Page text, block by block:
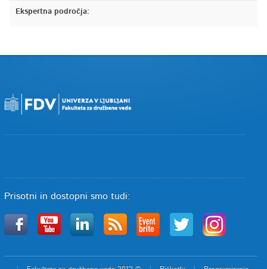
Ekspertna področja:
Prisotni in dostopni smo tudi: